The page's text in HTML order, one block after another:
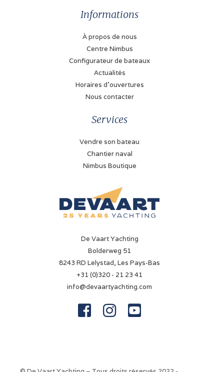
Réservoir de carburant
Propulseur de poupe
Chargeur de batterie
Informations
À propos de nous
Centre Nimbus
Configurateur de bateaux
Actualités
Horaires d'ouvertures
Nous contacter
Services
Vendre son bateau
Chantier naval
Nimbus Boutique
De Vaart Yachting
Bolderweg 51
8243 RD Lelystad, Les Pays-Bas
+31 (0)320 - 21 23 41
info@devaartyachting.com
  